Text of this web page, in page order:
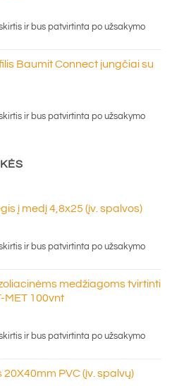
ir bus patvirtinta po užsakymo
Baumit Connect jungčiai su
ir bus patvirtinta po užsakymo
į medį 4,8x25 (įv. spalvos)
ir bus patvirtinta po užsakymo
medžiagoms tvirtinti
MET 100vnt
ir bus patvirtinta po užsakymo
20X40mm PVC (įv. spalvų)